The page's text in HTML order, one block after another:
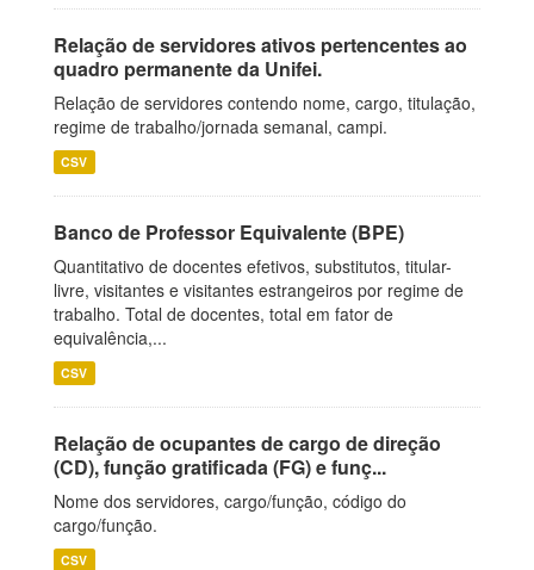
Relação de servidores ativos pertencentes ao
quadro permanente da Unifei.
Relação de servidores contendo nome, cargo, titulação,
regime de trabalho/jornada semanal, campi.
CSV
Banco de Professor Equivalente (BPE)
Quantitativo de docentes efetivos, substitutos, titular-
livre, visitantes e visitantes estrangeiros por regime de
trabalho. Total de docentes, total em fator de
equivalência,...
CSV
Relação de ocupantes de cargo de direção
(CD), função gratificada (FG) e funç...
Nome dos servidores, cargo/função, código do
cargo/função.
CSV